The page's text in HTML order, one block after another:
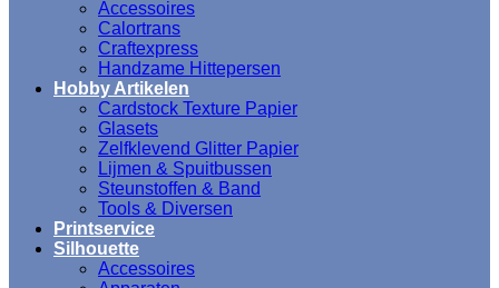
Accessoires
Calortrans
Craftexpress
Handzame Hittepersen
Hobby Artikelen
Cardstock Texture Papier
Glasets
Zelfklevend Glitter Papier
Lijmen & Spuitbussen
Steunstoffen & Band
Tools & Diversen
Printservice
Silhouette
Accessoires